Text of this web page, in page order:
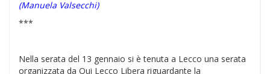
(Manuela Valsecchi)
***
Nella serata del 13 gennaio si è tenuta a Lecco una serata
organizzata da Qui Lecco Libera​ riguardante la